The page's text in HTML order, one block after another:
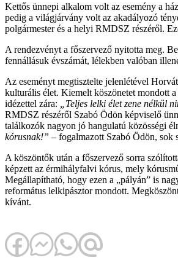
Kettős ünnepi alkalom volt az esemény a
pedig a világjárvány volt az akadályozó
polgármester és a helyi RMDSZ részéről.
A rendezvényt a főszervező nyitotta meg.
fennállásuk évszámát, lélekben valóban
Az eseményt megtisztelte jelenlétével
kulturális élet. Kiemelt köszönetet mondott
idézettel zára: „Teljes lelki élet zene nélkül
RMDSZ részéről Szabó Ödön képviselő
találkozók nagyon jó hangulatú közösségi
kórusnak!” – fogalmazott Szabó Ödön, sok
A köszöntők után a főszervező sorra
képzett az érmihályfalvi kórus, mely
Megállapítható, hogy ezen a „pályán” is
református lelkipásztor mondott.
kívánt.